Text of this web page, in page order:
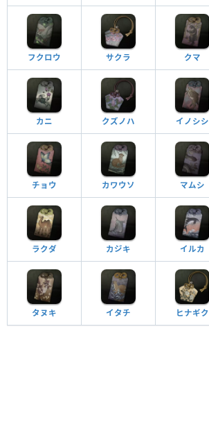
フクロウ サクラ クマ
カニ クズノハ イノシシ
チョウ カワウソ マムシ
ラクダ カジキ イルカ
タヌキ イタチ ヒナギク